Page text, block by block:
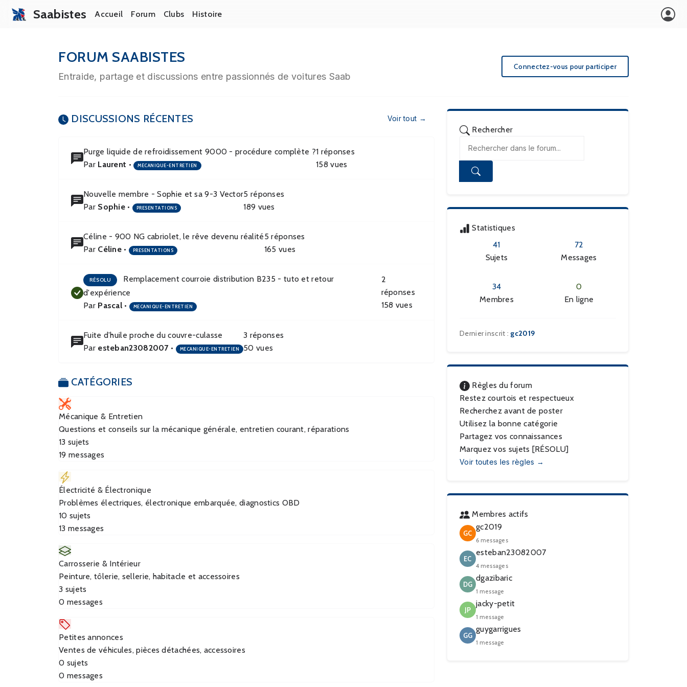
Saabistes Accueil Forum Clubs Histoire
FORUM SAABISTES
Entraide, partage et discussions entre passionnés de voitures Saab
Connectez-vous pour participer
DISCUSSIONS RÉCENTES Voir tout →
Purge liquide de refroidissement 9000 - procédure complète ?
Par Laurent • MECANIQUE-ENTRETIEN
1 réponses
158vues
Nouvelle membre - Sophie et sa 9-3 Vector
Par Sophie • PRESENTATIONS
5 réponses
189 vues
Céline - 900 NG cabriolet, le rêve devenu réalité
Par Céline • PRESENTATIONS
5 réponses
165 vues
RÉSOLU
Remplacement courroie distribution B235 - tuto et retour
d'expérience
Par Pascal • MECANIQUE-ENTRETIEN
2
réponses
158 vues
Fuite d’huile proche du couvre-culasse
Par esteban23082007• MECANIQUE-ENTRETIEN
3 réponses
50 vues
CATÉGORIES
Mécanique & Entretien
Questions et conseils sur la mécanique générale, entretien courant, réparations
13 sujets
19 messages
Électricité & Électronique
Problèmes électriques, électronique embarquée, diagnostics OBD
10 sujets
13 messages
Carrosserie & Intérieur
Peinture, tôlerie, sellerie, habitacle et accessoires
3 sujets
0 messages
Petites annonces
Ventes de véhicules, pièces détachées, accessoires
0 sujets
0 messages
Rechercher
Statistiques
41
Sujets
72
Messages
34
Membres
0
En ligne
Dernier inscrit : gc2019
Règles du forum
Restez courtois et respectueux
Recherchez avant de poster
Utilisez la bonne catégorie
Partagez vos connaissances
Marquez vos sujets [RÉSOLU]
Voir toutes les règles →
Membres actifs
GC
gc2019
6 messages
EC
esteban23082007
4 messages
DG
dgazibaric
1 message
JP
jacky-petit
1 message
GG
guygarrigues
1 message